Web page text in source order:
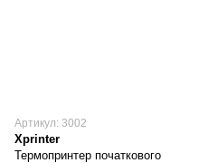
Артикул: 3002
Xprinter
Термопринтер початкового